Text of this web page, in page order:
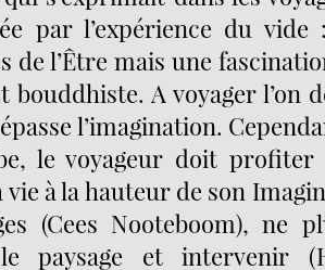
par l’expérience du
de l’Être mais une
bouddhiste. A voyager l’on
l’imagination.
le voyageur doit profiter
vie à la hauteur de son
(Cees Nooteboom), ne
paysage et intervenir